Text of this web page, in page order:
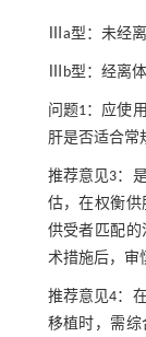
Ⅲa型：未经
Ⅲb型：经离
问题1：应使
肝是否适合常
推荐意见3：
估，在权衡供
供受者匹配
术措施后，审
推荐意见4：
移植时，需